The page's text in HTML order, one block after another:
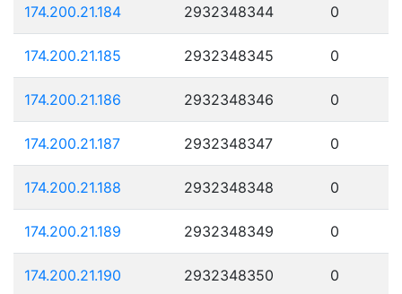
174.200.21.184 2932348344 0
174.200.21.185 2932348345 0
174.200.21.186 2932348346 0
174.200.21.187 2932348347 0
174.200.21.188 2932348348 0
174.200.21.189 2932348349 0
174.200.21.190 2932348350 0